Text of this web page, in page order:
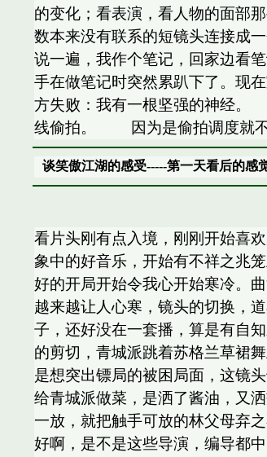
的变化；看表演，看人物的面部
数本来没有联系的短镜头连接成
说一遍，我作个笔记，回家边
手在做笔记时突然累趴下了。
方失败：我有一根坚强的神经
线偷拍。 因为是偷拍调度就不
谈笑傲江湖的感受-----第一天看后的感
看片头刚有点入境，刚刚开始喜
象中的好音乐，开始有不祥之兆
好的开局开始令我心开始寒冷。
越来越让人心寒，镜头的切换，
子，还好没在一套播，算是有自
的剪切，青城派跳着苏格兰草裙
是想突出镖局的被困局面，这镜
给青城派做菜，是洒了酱油，又
一放，就把触手可放的林父母弃
好啊，是不是这些导演，编导都